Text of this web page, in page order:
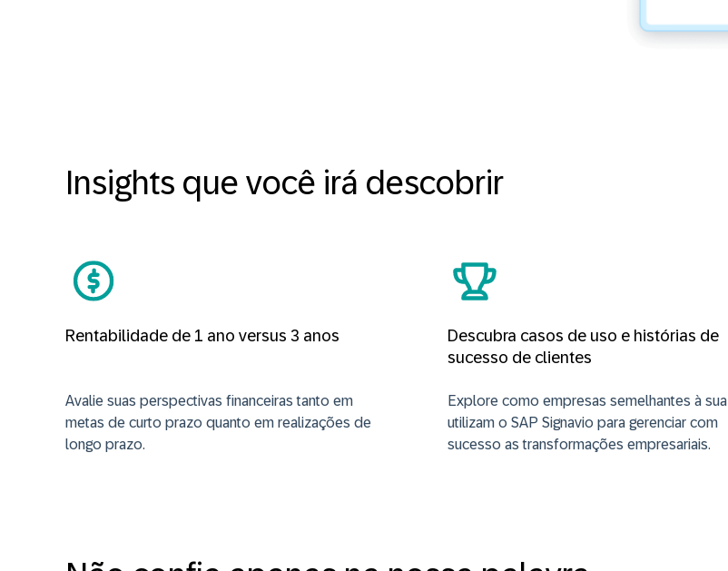
Insights que você irá descobrir
Rentabilidade de 1 ano versus 3 anos
Avalie suas perspectivas financeiras tanto em
metas de curto prazo quanto em realizações de
longo prazo.
Descubra casos de uso e histórias de
sucesso de clientes
Explore como empresas semelhantes à sua
utilizam o SAP Signavio para gerenciar com
sucesso as transformações empresariais.